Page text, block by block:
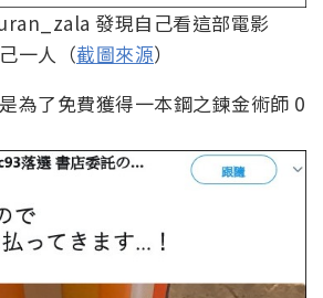
發現自己看這部電影
一人（截圖來源）
為了免費獲得一本鋼之鍊金術師 0